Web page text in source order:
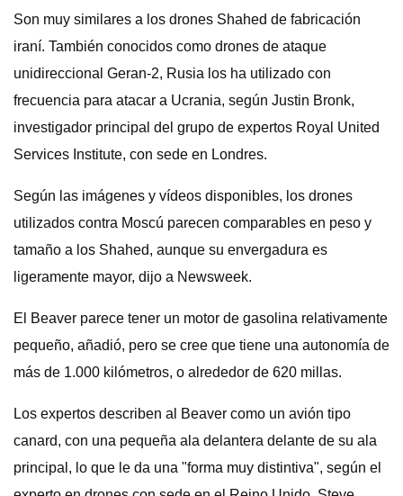
Son muy similares a los drones Shahed de fabricación
iraní. También conocidos como drones de ataque
unidireccional Geran-2, Rusia los ha utilizado con
frecuencia para atacar a Ucrania, según Justin Bronk,
investigador principal del grupo de expertos Royal United
Services Institute, con sede en Londres.
Según las imágenes y vídeos disponibles, los drones
utilizados contra Moscú parecen comparables en peso y
tamaño a los Shahed, aunque su envergadura es
ligeramente mayor, dijo a Newsweek.
El Beaver parece tener un motor de gasolina relativamente
pequeño, añadió, pero se cree que tiene una autonomía de
más de 1.000 kilómetros, o alrededor de 620 millas.
Los expertos describen al Beaver como un avión tipo
canard, con una pequeña ala delantera delante de su ala
principal, lo que le da una "forma muy distintiva", según el